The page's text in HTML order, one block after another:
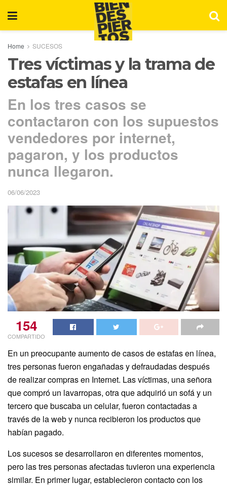
Home SUCESOS
Tres víctimas y la trama de
estafas en línea
En los tres casos se
contactaron con los supuestos
vendedores por internet,
pagaron, y los productos
nunca llegaron.
06/06/2023
154
COMPARTIDO
En un preocupante aumento de casos de estafas en línea,
tres personas fueron engañadas y defraudadas después
de realizar compras en Internet. Las víctimas, una señora
que compró un lavarropas, otra que adquirió un sofá y un
tercero que buscaba un celular, fueron contactadas a
través de la web y nunca recibieron los productos que
habían pagado.
Los sucesos se desarrollaron en diferentes momentos,
pero las tres personas afectadas tuvieron una experiencia
similar. En primer lugar, establecieron contacto con los